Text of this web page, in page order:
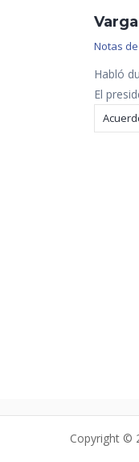
Notas
Habló
El
Copyright ©